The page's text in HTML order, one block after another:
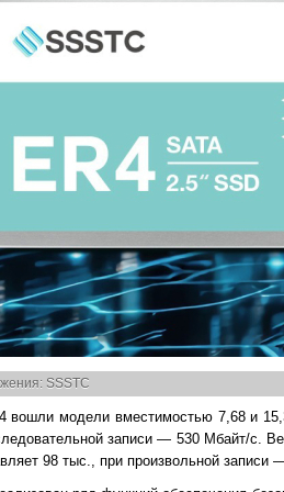
SSSTC
вошли модели вместимостью 7,68 и
записи — 530 Мбайт/с.
98 тыс., при произвольной